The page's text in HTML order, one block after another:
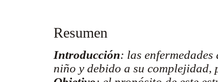
Resumen
Introducción: las
niño y debido a su complejidad,